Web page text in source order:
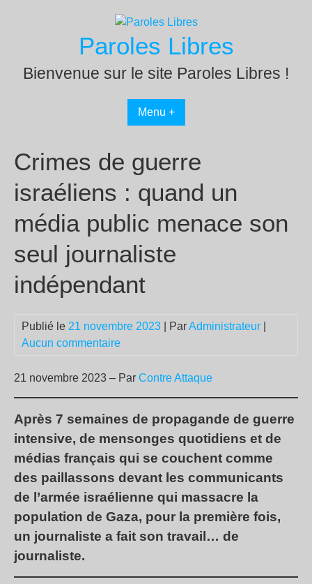
Paroles Libres
Bienvenue sur le site Paroles Libres !
Menu +
Crimes de guerre
israéliens : quand un
média public menace son
seul journaliste
indépendant
Publié le 21 novembre 2023 | ParAdministrateur
Aucun commentaire
21 novembre 2023 – Par Contre Attaque
Après 7 semaines de propagande de guerre
intensive, de mensonges quotidiens et de
médias français qui se couchent comme
des paillassons devant les communicants
de l’armée israélienne qui massacre la
population de Gaza, pour la première fois,
un journaliste a fait son travail… de
journaliste.